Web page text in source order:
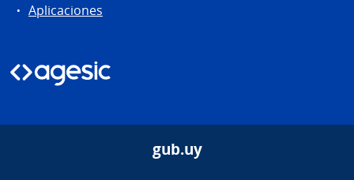
Aplicaciones
gub.uy